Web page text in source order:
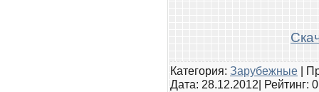
Категория: Зарубежные |
Дата: 28.12.2012| Рейтинг: